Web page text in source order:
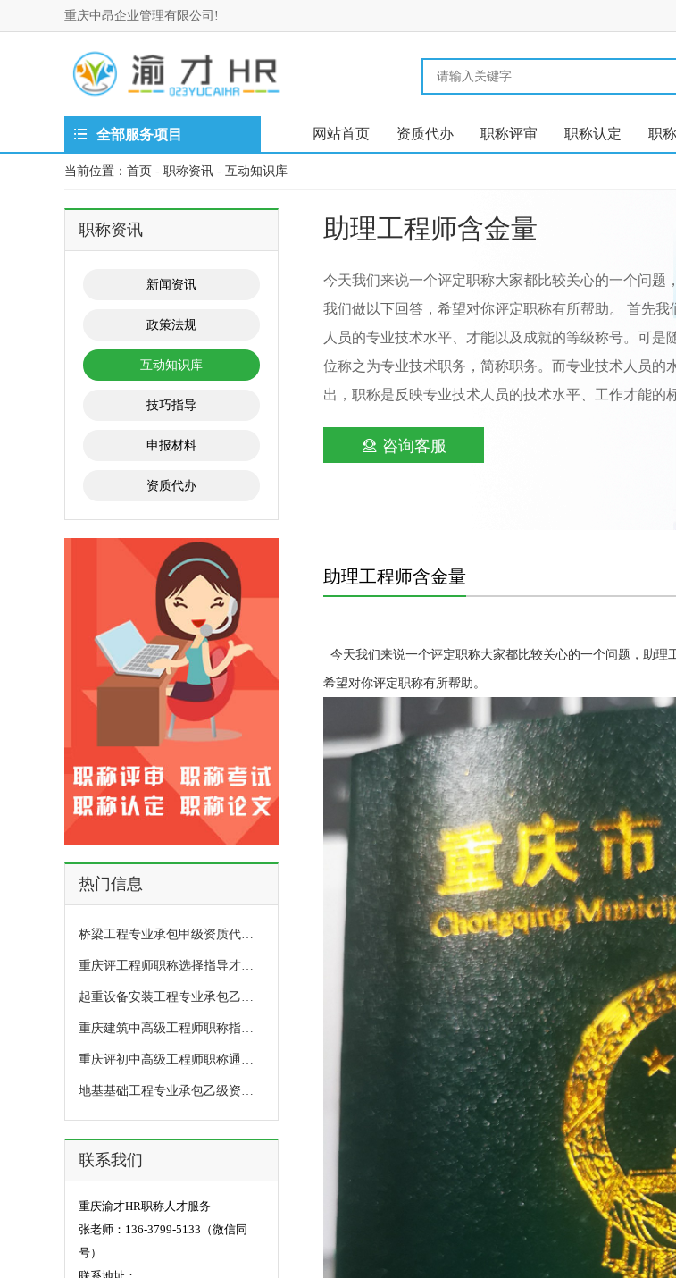
重庆中昂企业管理有限公司!
全部服务项目 网站首页 资质代办 职称评审 职称认定 职
当前位置： 首页 - 职称资讯 - 互动知识库
职称资讯
新闻资讯
政策法规
互动知识库
技巧指导
申报材料
资质代办
热门信息
联系我们
重庆渝才HR职称人才服务
张老师：136-3799-5133（微信同
号）
助理工程师含金量
今天我们来说一个评定职称大家都比较关心的一个问
我们做以下回答，希望对你评定职称有所帮助。 首先
人员的专业技术水平、才能以及成就的等级称号。可
位称之为专业技术职务，简称职务。而专业技术人员的
出，职称是反映专业技术人员的技术水平、工作才能的
咨询客服
助理工程师含金量
今天我们来说一个评定职称大家都比较关心的一个问题，助
希望对你评定职称有所帮助。